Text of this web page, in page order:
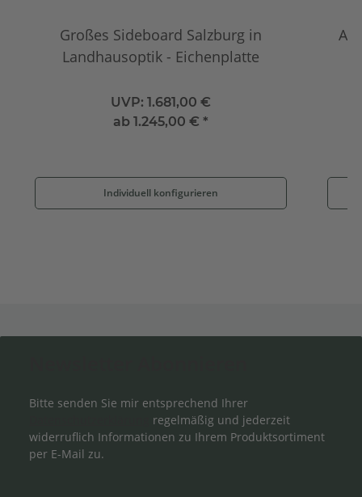
Großes Sideboard Salzburg in
Landhausoptik - Eichenplatte
UVP: 1.681,00 €
ab1.245,00 € *
Individuell konfigurieren
Bitte senden Sie mir entsprechend Ihrer
regelmäßig und jederzeit
widerruflich Informationen zu Ihrem Produktsortiment
per E-Mail zu.